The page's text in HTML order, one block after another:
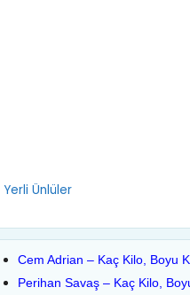
Yerli Ünlüler
Cem Adrian – Kaç Kilo, Boyu
Perihan Savaş – Kaç Kilo,